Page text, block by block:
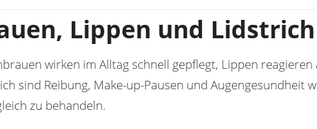
Lippen und
wirken im Alltag schnell gepflegt, Lippen
sind Reibung, Make-up-Pausen und Augengesundheit
zu behandeln.